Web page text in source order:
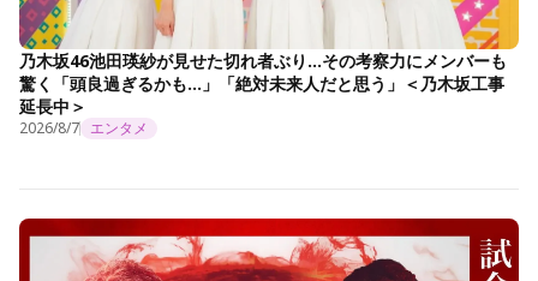
乃木坂46池田瑛紗が見せた切れ者ぶり…その考察力にメンバーも
驚く「頭良過ぎるかも…」「絶対未来人だと思う」＜乃木坂工事
延長中＞
2026/8/7 エンタメ